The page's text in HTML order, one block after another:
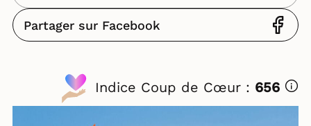
Partager sur Facebook
Indice Coup de Cœur : 656